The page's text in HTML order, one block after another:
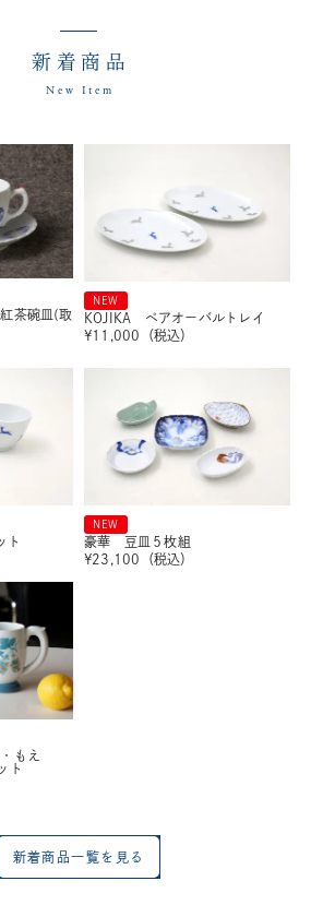
新着商品
New Item
茶碗皿(取
NEW
KOJIKA ペアオーバルトレイ
¥11,000 （税込）
ト
NEW
豪華 豆皿５枚組
¥23,100 （税込）
もえ
ト
新着商品一覧を見る